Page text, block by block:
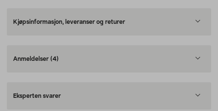
Kjøpsinformasjon, leveranser og returer
Anmeldelser (4)
Eksperten svarer